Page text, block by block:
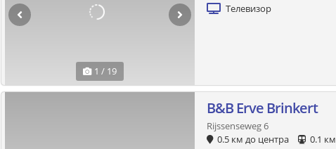
1 / 19
Телевизор
B&B Erve Brinkert
Rijssenseweg 6
0.5 км до центра
0.1 км